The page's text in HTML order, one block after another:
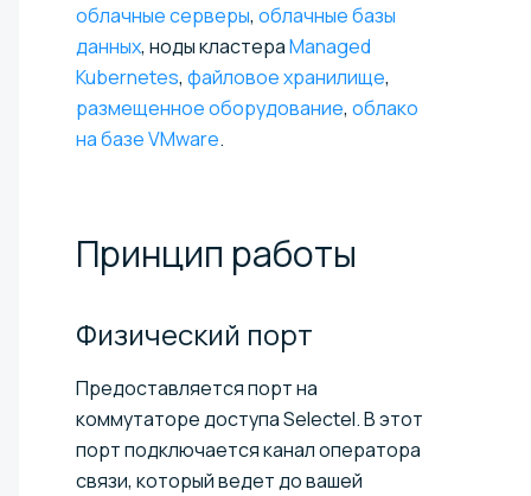
облачные серверы, облачные базы
данных, ноды кластераManaged
Kubernetes, файловое хранилище,
размещенное оборудование, облако
на базе VMware.
Принцип работы
Физический порт
Предоставляется порт на
коммутаторе доступа Selectel. В этот
порт подключается канал оператора
связи, который ведет до вашей